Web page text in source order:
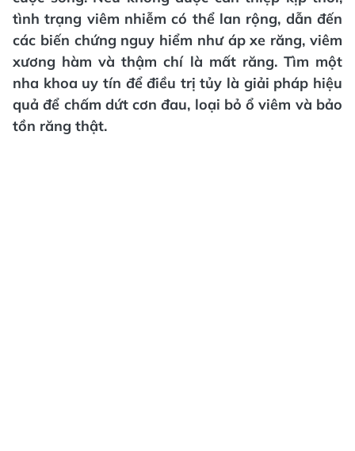
tình trạng viêm nhiễm có thể lan rộng, dẫn đến
các biến chứng nguy hiểm như áp xe răng, viêm
xương hàm và thậm chí là mất răng. Tìm một
nha khoa uy tín để điều trị tủy là giải pháp hiệu
quả để chấm dứt cơn đau, loại bỏ ổ viêm và bảo
tồn răng thật.